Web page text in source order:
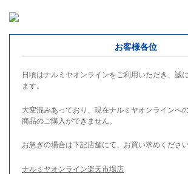
お客様各位
日頃はナルミヤオンラインをご利用いただき、誠
ます。
大変混みあっており、現在ナルミヤオンラインへ
商品のご購入ができません。
お急ぎの場合は下記店舗にて、お買い求めください
ナルミヤオンライン楽天市場店